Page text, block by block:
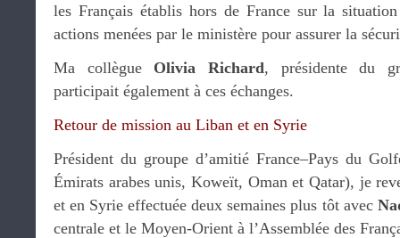
les Français établis hors de France sur la
actions menées par le ministère pour assurer la
Ma collègue Olivia Richard, présidente du
participait également à ces échanges.
Retour de mission au Liban et en Syrie
Président du groupe d’amitié France–Pays du
Émirats arabes unis, Koweït, Oman et Qatar), je
et en Syrie effectuée deux semaines plus tôt avec
centrale et le Moyen-Orient à l’Assemblée des